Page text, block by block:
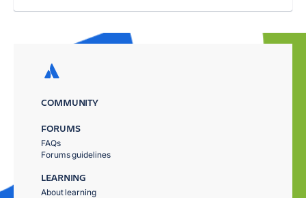
COMMUNITY
FORUMS
FAQs
Forums guidelines
LEARNING
About learning